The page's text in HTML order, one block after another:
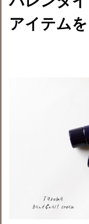
アイテムを